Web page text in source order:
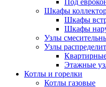
Под
Шкафы
Шкафы
Шкафы
Узлы
Узлы
Этажные
Котлы и горелки
Котлы газовые